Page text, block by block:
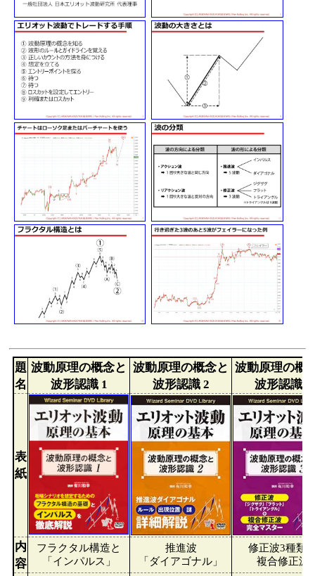
題
名
波動原理の概念と
波形認識 1
波動原理の概念と
波形認識 2
波動原理の概
波形認識 3
表
紙
内
容
フラクタル構造と
「インパルス」
推進波
「ダイアゴナル」
修正波3種類
複合修正波